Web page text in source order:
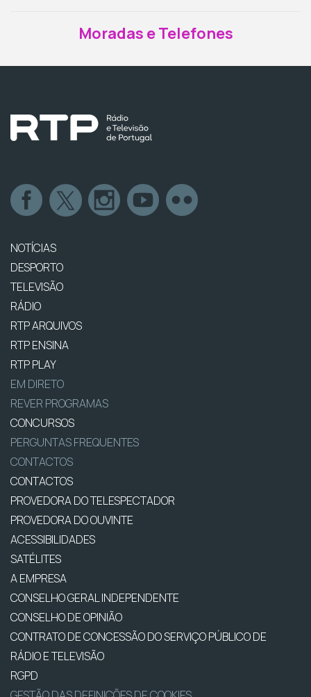
Moradas e Telefones
NOTÍCIAS
DESPORTO
TELEVISÃO
RÁDIO
RTP ARQUIVOS
RTP ENSINA
RTP PLAY
EM DIRETO
REVER PROGRAMAS
CONCURSOS
PERGUNTAS FREQUENTES
CONTACTOS
CONTACTOS
PROVEDORA DO TELESPECTADOR
PROVEDORA DO OUVINTE
ACESSIBILIDADES
SATÉLITES
A EMPRESA
CONSELHO GERAL INDEPENDENTE
CONSELHO DE OPINIÃO
CONTRATO DE CONCESSÃO DO SERVIÇO PÚBLICO DE
RÁDIO E TELEVISÃO
RGPD